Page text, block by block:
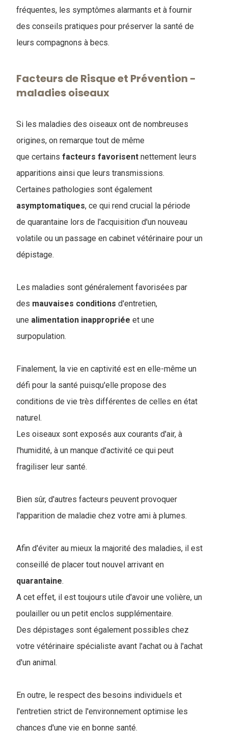
fréquentes, les symptômes alarmants et à fournir
des conseils pratiques pour préserver la santé de
leurs compagnons à becs.
Facteurs de Risque et Prévention -
maladies oiseaux
Si les maladies des oiseaux ont de nombreuses
origines, on remarque tout de même
que certains facteurs favorisent nettement leurs
apparitions ainsi que leurs transmissions.
Certaines pathologies sont également
asymptomatiques, ce qui rend crucial la période
de quarantaine lors de l'acquisition d'un nouveau
volatile ou un passage en cabinet vétérinaire pour un
dépistage.
Les maladies sont généralement favorisées par
des mauvaises conditions d'entretien,
une alimentation inappropriée et une
surpopulation.
Finalement, la vie en captivité est en elle-même un
défi pour la santé puisqu'elle propose des
conditions de vie très différentes de celles en état
naturel.
Les oiseaux sont exposés aux courants d'air, à
l'humidité, à un manque d'activité ce qui peut
fragiliser leur santé.
Bien sûr, d'autres facteurs peuvent provoquer
l'apparition de maladie chez votre ami à plumes.
Afin d'éviter au mieux la majorité des maladies, il est
conseillé de placer tout nouvel arrivant en
quarantaine.
A cet effet, il est toujours utile d'avoir une volière, un
poulailler ou un petit enclos supplémentaire.
Des dépistages sont également possibles chez
votre vétérinaire spécialiste avant l'achat ou à l'achat
d'un animal.
En outre, le respect des besoins individuels et
l'entretien strict de l'environnement optimise les
chances d'une vie en bonne santé.